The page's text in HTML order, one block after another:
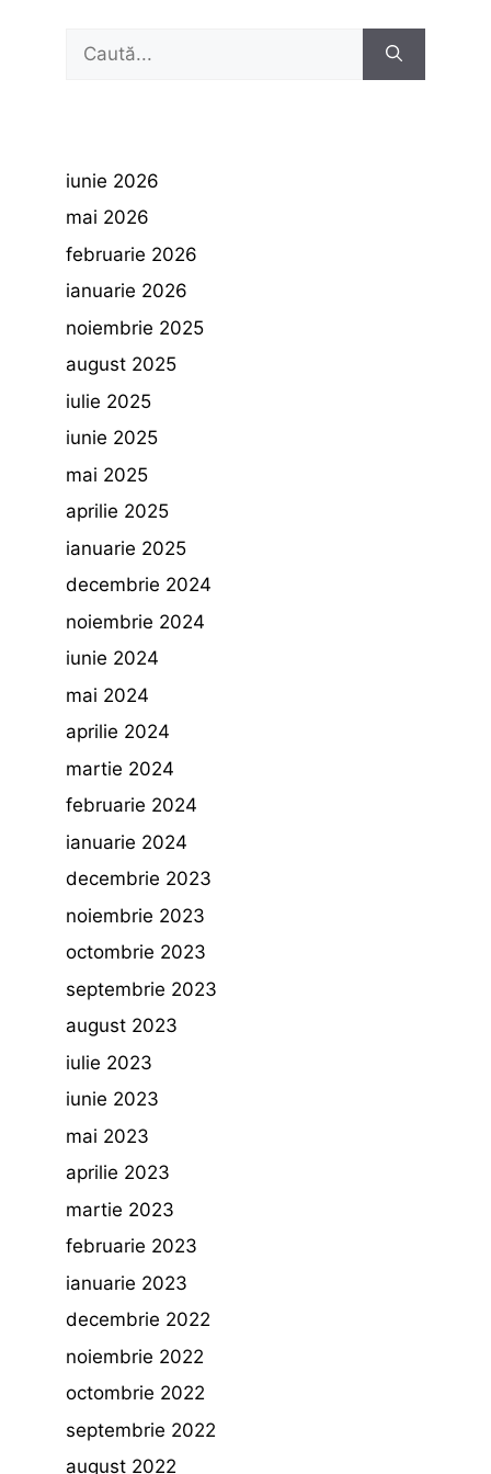
după:
iunie 2026
mai 2026
februarie 2026
ianuarie 2026
noiembrie 2025
august 2025
iulie 2025
iunie 2025
mai 2025
aprilie 2025
ianuarie 2025
decembrie 2024
noiembrie 2024
iunie 2024
mai 2024
aprilie 2024
martie 2024
februarie 2024
ianuarie 2024
decembrie 2023
noiembrie 2023
octombrie 2023
septembrie 2023
august 2023
iulie 2023
iunie 2023
mai 2023
aprilie 2023
martie 2023
februarie 2023
ianuarie 2023
decembrie 2022
noiembrie 2022
octombrie 2022
septembrie 2022
august 2022